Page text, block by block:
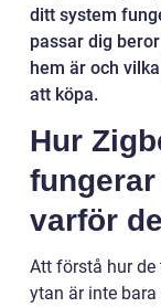
ditt system
passar dig
hem är och
att köpa.
Hur
varför
Att förstå hur
ytan är inte